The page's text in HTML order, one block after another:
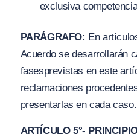
exclusiva
PARÁGRAFO: En
Acuerdo se desarrollarán
fasesprevistas en este
reclamaciones
presentarlas en cada caso.
ARTÍCULO 5°-